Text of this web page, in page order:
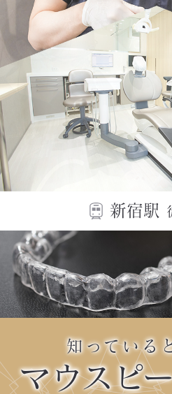
新宿駅
知っている
マウスピ